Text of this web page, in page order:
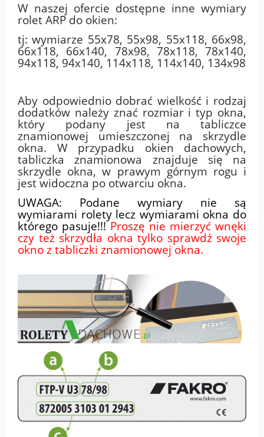
W naszej ofercie dostępne inne wymiary
rolet ARP do okien:
tj: wymiarze 55x78, 55x98, 55x118, 66x98,
66x118, 66x140, 78x98, 78x118, 78x140,
94x118, 94x140, 114x118, 114x140, 134x98
Aby odpowiednio dobrać wielkość i rodzaj
dodatków należy znać rozmiar i typ okna,
który podany jest na tabliczce
znamionowej umieszczonej na skrzydle
okna. W przypadku okien dachowych,
tabliczka znamionowa znajduje się na
skrzydle okna, w prawym górnym rogu i
jest widoczna po otwarciu okna.
UWAGA: Podane wymiary nie są
wymiarami rolety lecz wymiarami okna do
którego pasuje!!!Proszę nie mierzyć wnęki
czy też skrzydła okna tylko sprawdź swoje
okno z tabliczki znamionowej okna.